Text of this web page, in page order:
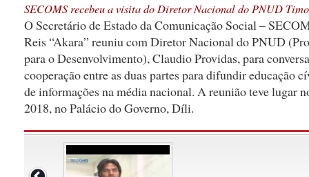
SECOMS recebeu a visita do Diretor Nacional do PNUD
O Secretário de Estado da Comunicação Social –
Reis “Akara” reuniu com Diretor Nacional do PNUD
para o Desenvolvimento), Claudio Providas, para
cooperação entre as duas partes para difundir educação
de informações na média nacional. A reunião teve lugar
2018, no Palácio do Governo, Díli.